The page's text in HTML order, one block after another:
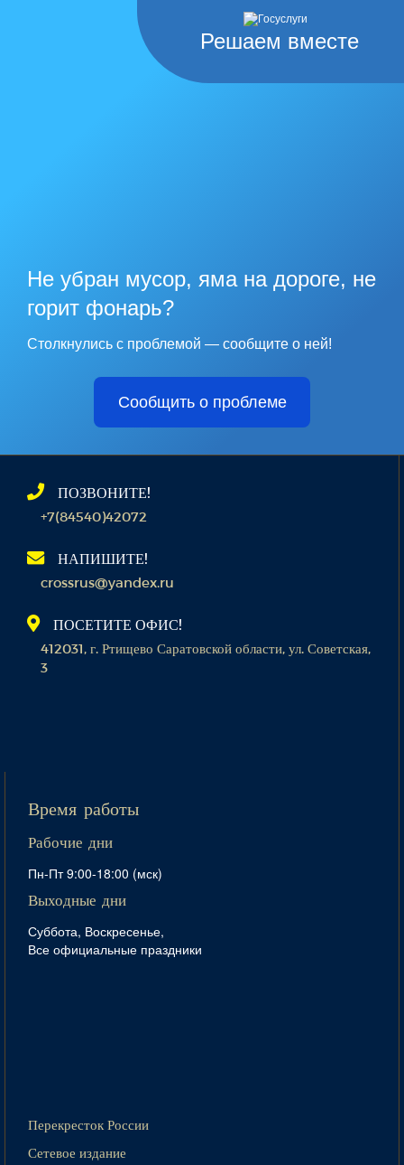
Решаем вместе
Не убран мусор, яма на дороге, не
горит фонарь?
Столкнулись с проблемой — сообщите о ней!
Сообщить о проблеме
ПОЗВОНИТЕ!
+7(84540)42072
НАПИШИТЕ!
crossrus@yandex.ru
ПОСЕТИТЕ ОФИС!
412031, г. Ртищево Саратовской области, ул. Советская,
3
Время работы
Рабочие дни
Пн-Пт 9:00-18:00 (мск)
Выходные дни
Суббота, Воскресенье,
Все официальные праздники
Перекресток России
Сетевое издание